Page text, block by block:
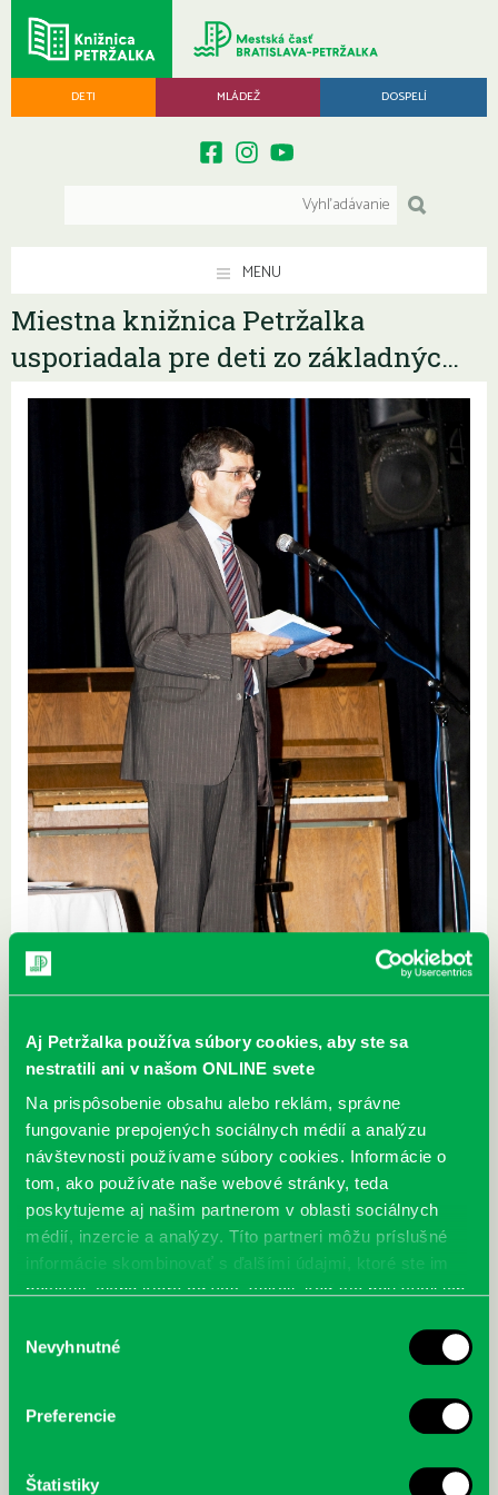
Aj Petržalka používa súbory cookies, aby ste sa
nestratili ani v našom ONLINE svete
Na prispôsobenie obsahu alebo reklám, správne
fungovanie prepojených sociálnych médií a analýzu
návštevnosti používame súbory cookies. Informácie o
tom, ako používate naše webové stránky, teda
poskytujeme aj našim partnerom v oblasti sociálnych
médií, inzercie a analýzy. Títo partneri môžu príslušné
informácie skombinovať s ďalšími údajmi, ktoré ste im
poskytli, alebo ktoré od vás získali, keď ste používali ich
súhlasu
Nevyhnutné
Preferencie
Štatistiky
DETI MLÁDEŽ DOSPELÍ
MENU
Miestna knižnica Petržalka
usporiadala pre deti zo základnýc…
Petržalka usporiadala
pre deti zo základných
škôl v Petržalke
predvianočné podujatie
My všetky deti z
Bullerbynu
( video pásmo a čítanie)
decembra 2009 a v
stredu 16. decembra
CC Centrum,
o 14,00 hod.